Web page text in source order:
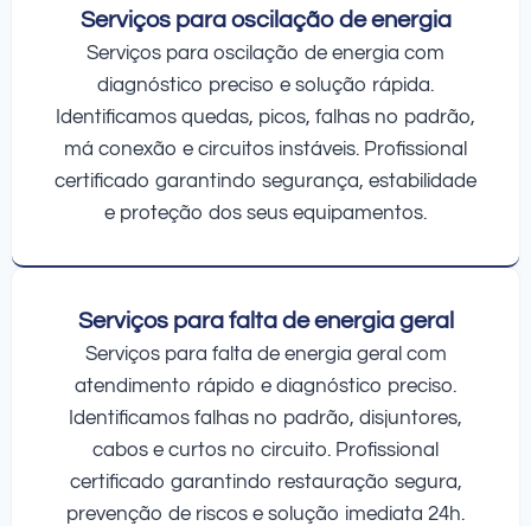
Serviços para oscilação de energia
Serviços para oscilação de energia com
diagnóstico preciso e solução rápida.
Identificamos quedas, picos, falhas no padrão,
má conexão e circuitos instáveis. Profissional
certificado garantindo segurança, estabilidade
e proteção dos seus equipamentos.
Serviços para falta de energia geral
Serviços para falta de energia geral com
atendimento rápido e diagnóstico preciso.
Identificamos falhas no padrão, disjuntores,
cabos e curtos no circuito. Profissional
certificado garantindo restauração segura,
prevenção de riscos e solução imediata 24h.